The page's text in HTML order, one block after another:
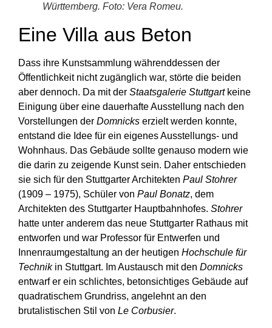
Württemberg. Foto: Vera Romeu.
Eine Villa aus Beton
Dass ihre Kunstsammlung währenddessen der
Öffentlichkeit nicht zugänglich war, störte die beiden
aber dennoch. Da mit der Staatsgalerie Stuttgartkeine
Einigung über eine dauerhafte Ausstellung nach den
Vorstellungen der Domnicks erzielt werden konnte,
entstand die Idee für ein eigenes Ausstellungs- und
Wohnhaus. Das Gebäude sollte genauso modern wie
die darin zu zeigende Kunst sein. Daher entschieden
sie sich für den Stuttgarter Architekten Paul Stohrer
(1909 – 1975), Schüler von Paul Bonatz, dem
Architekten des Stuttgarter Hauptbahnhofes. Stohrer
hatte unter anderem das neue Stuttgarter Rathaus mit
entworfen und war Professor für Entwerfen und
Innenraumgestaltung an der heutigen Hochschule für
Technikin Stuttgart. Im Austausch mit den Domnicks
entwarf er ein schlichtes, betonsichtiges Gebäude auf
quadratischem Grundriss, angelehnt an den
brutalistischen Stil von Le Corbusier.